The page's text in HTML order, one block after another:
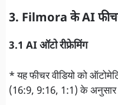
3. Filmora के AI
3.1 AI ऑटो रीफ्रेमिंग
* यह फीचर वीडियो को
(16:9, 9:16, 1:1) के अनुसार